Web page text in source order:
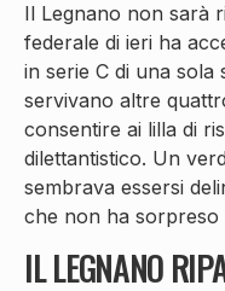
Il Legnano non sarà
federale di ieri ha
in serie C di una sola
servivano altre
consentire ai lilla di
dilettantistico. Un
sembrava essersi
che non ha sorpreso
IL LEGNANO